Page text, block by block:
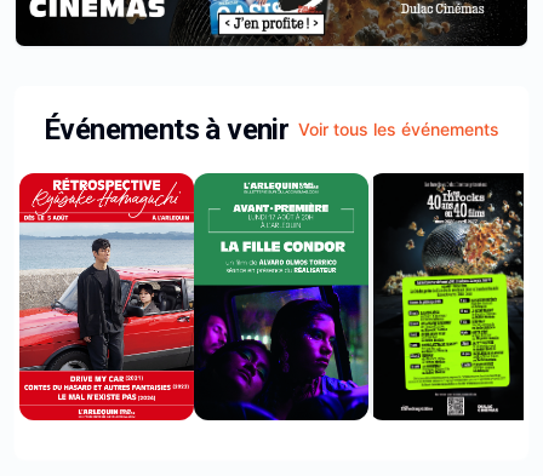
Événements à venir Voir tous les événements